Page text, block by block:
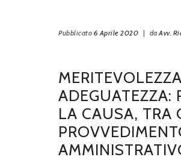
Pubblicato 6 Aprile 2020 | daAvv.
ADEGUATEZZA:
LA CAUSA, TRA